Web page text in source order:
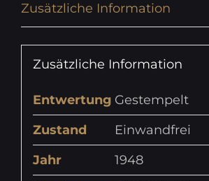
Zusätzliche Information
Zusätzliche Information
Entwertung Gestempelt
Zustand
Einwandfrei
Jahr
1948